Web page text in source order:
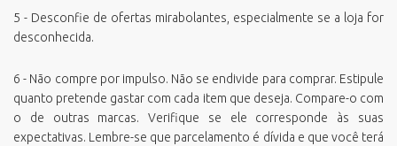
5 - Desconfie de ofertas mirabolantes, especialmente se a loja for
desconhecida.
6 - Não compre por impulso. Não se endivide para comprar. Estipule
quanto pretende gastar com cada item que deseja. Compare-o com
o de outras marcas. Verifique se ele corresponde às suas
expectativas. Lembre-se que parcelamento é dívida e que você terá